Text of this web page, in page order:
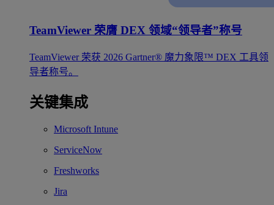
TeamViewer 荣膺 DEX 领域“领导者”称号
TeamViewer 荣获 2026 Gartner® 魔力象限™ DEX 工具领
导者称号。
关键集成
Microsoft Intune
ServiceNow
Freshworks
Jira